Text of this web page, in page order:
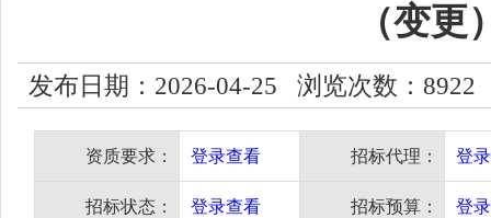
（变更
发布日期：2026-04-25 浏览次数： 8922
资质要求： 登录查看 招标代理： 登
招标状态： 登录查看 招标预算： 登